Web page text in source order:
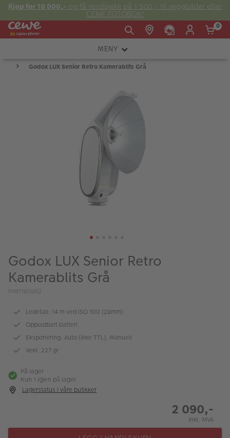
Kjøp for 10 000,- og få verdisjekk på 1 500,- til veggbilder eller
CEWE FOTOBOK!
Fre:
20:00
E-post:
kundeservice@japanphoto.no
0
MENY
KAMERA
Kampanjer
Merker
Fotokurs
Inspirasjon
Butikkoversikt
Godox LUX Senior Retro Kamerablits Grå
Godox LUX Senior Retro
Kamerablits Grå
PIM1185962
Ledetall: 14 m ved ISO 100 (28mm)
Oppladbart batteri
Eksponering: Auto (ikke TTL), Manuell
Vekt: 227 gr
På lager
Kun 1 igjen på lager
Lagerstatus i våre butikker
2 090,-
Inkl. MVA